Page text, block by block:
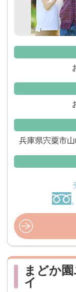
兵庫県宍粟市
まどか
イ